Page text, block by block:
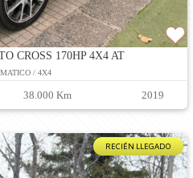
CROSS 170HP 4X4 AT
/ 4X4
38.000 Km 2019
RECIÉN LLEGADO